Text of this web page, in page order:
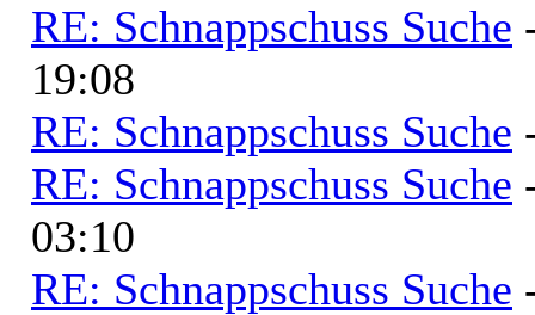
RE: Schnappschuss Suche
19:08
RE: Schnappschuss Suche
RE: Schnappschuss Suche
03:10
RE: Schnappschuss Suche